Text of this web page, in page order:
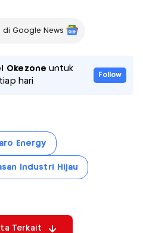
di Google News
Okezone untuk
hari
Follow
Energy
Industri Hijau
Terkait